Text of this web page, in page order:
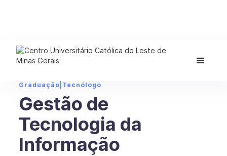
Graduação Tecnólogo
Gestão de
Tecnologia da
Informação